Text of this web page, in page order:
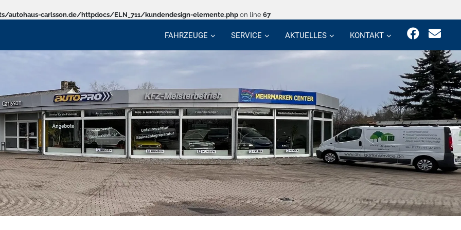
carlsson.de/httpdocs/ELN_711/kundendesign-elemente.php on line 67
FAHRZEUGE SERVICE AKTUELLES KONTAKT